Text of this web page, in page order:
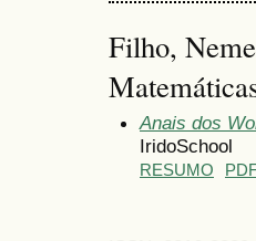
Filho,
Anais dos
IridoSchool
RESUMO